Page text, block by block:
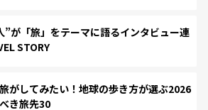
”が「旅」をテーマに語るインタビュー連
STORY
がしてみたい！地球の歩き方が選ぶ2026
き旅先30